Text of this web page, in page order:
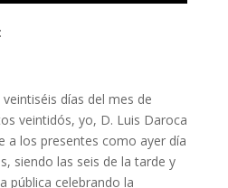
días del mes de
veintidós, yo, D. Luis Daroca
a los presentes como ayer día
siendo las seis de la tarde y
pública celebrando la